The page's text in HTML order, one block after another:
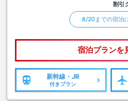
割引
8/20までの宿泊
宿泊プランを
新幹線・JR
付きプラン